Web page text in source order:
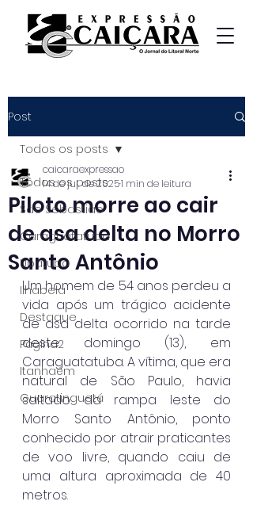
Post
Todos os posts
São Sebastião
Caraguatatuba
Ubatuba
Ilhabela
Destaque
Página2
Itanhaém
Guaratinguetá
Todos os posts
Piloto morre ao cair
de asa delta no Morro
Santo Antônio
caicaraexpressao
14 de jul. de 20251 min de leitura
Um homem de 54 anos perdeu a
vida após um trágico acidente
de asa delta ocorrido na tarde
deste domingo (13), em
Caraguatatuba. A vítima, que era
natural de São Paulo, havia
saltado da rampa leste do
Morro Santo Antônio, ponto
conhecido por atrair praticantes
de voo livre, quando caiu de
uma altura aproximada de 40
metros.